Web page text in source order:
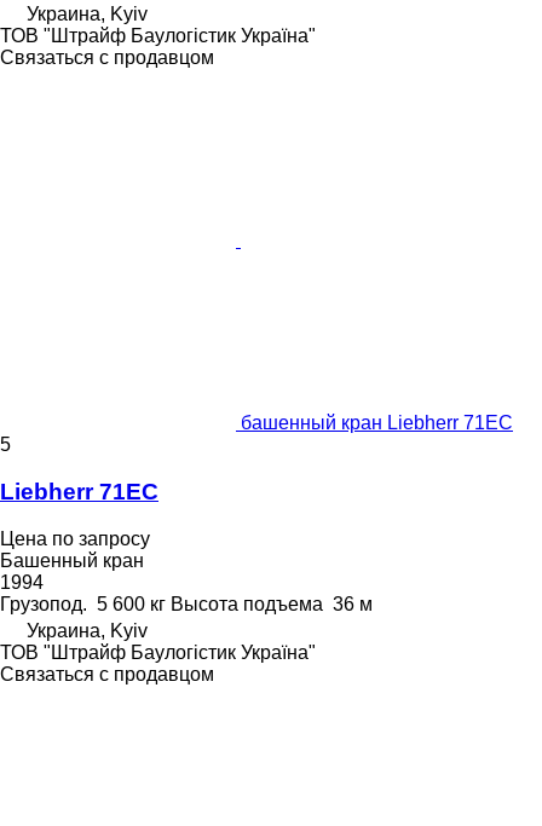
Украина, Kyiv
ТОВ "Штрайф Баулогістик Україна"
Связаться с продавцом
башенный кран Liebherr 71EC
5
Liebherr 71EC
Цена по запросу
Башенный кран
1994
Грузопод. 5 600 кг Высота подъема 36 м
Украина, Kyiv
ТОВ "Штрайф Баулогістик Україна"
Связаться с продавцом